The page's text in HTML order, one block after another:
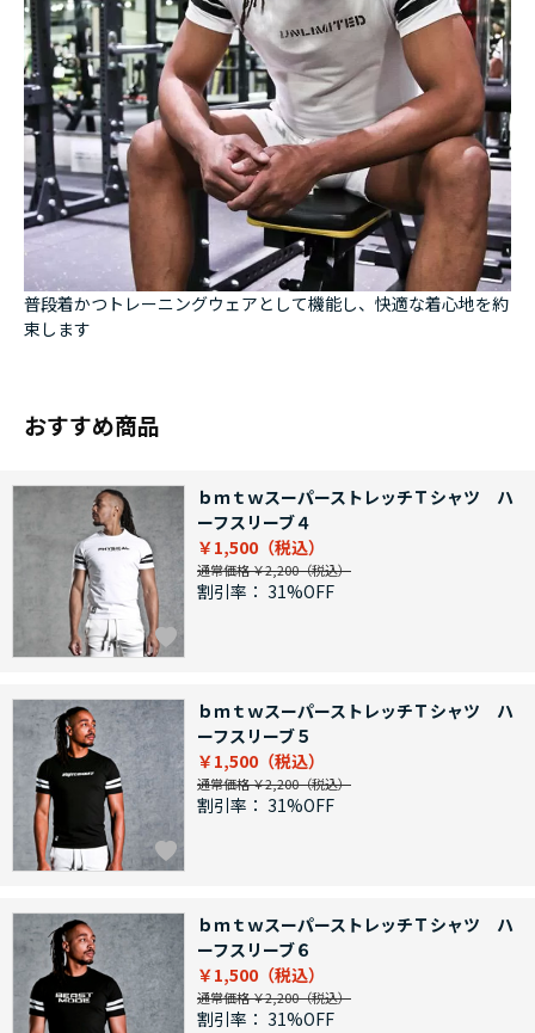
普段着かつトレーニングウェアとして機能し、快適な着心地を約
束します
おすすめ商品
ｂｍｔｗスーパーストレッチＴシャツ ハ
ーフスリーブ４
￥1,500
通常価格 ￥2,200
割引率： 31%OFF
ｂｍｔｗスーパーストレッチＴシャツ ハ
ーフスリーブ５
￥1,500
通常価格 ￥2,200
割引率： 31%OFF
ｂｍｔｗスーパーストレッチＴシャツ ハ
ーフスリーブ６
￥1,500
通常価格 ￥2,200
割引率： 31%OFF